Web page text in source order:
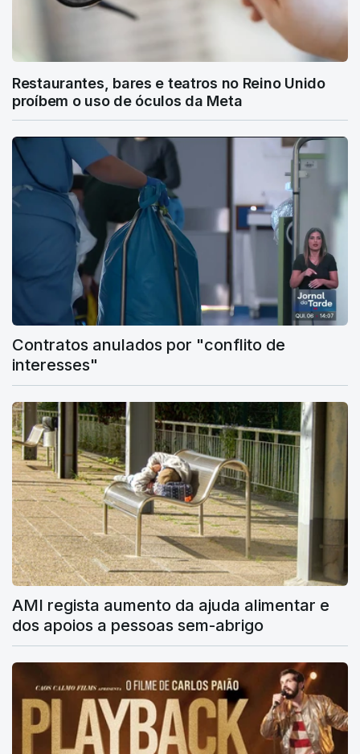
Restaurantes, bares e teatros no Reino Unido
proíbem o uso de óculos da Meta
Contratos anulados por "conflito de
interesses"
AMI regista aumento da ajuda alimentar e
dos apoios a pessoas sem-abrigo